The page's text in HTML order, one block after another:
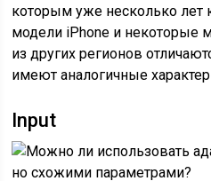
которым уже несколько лет
модели iPhone и некоторые
из других регионов
имеют аналогичные
Input